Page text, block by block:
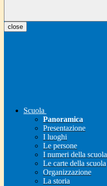
close
Scuola
Panoramica
Presentazione
I luoghi
Le persone
I numeri della scuola
Le carte della scuola
Organizzazione
La storia